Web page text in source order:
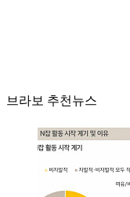
브라보 추천뉴스